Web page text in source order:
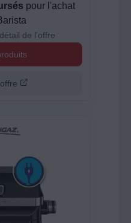
pour l'achat
de l'offre